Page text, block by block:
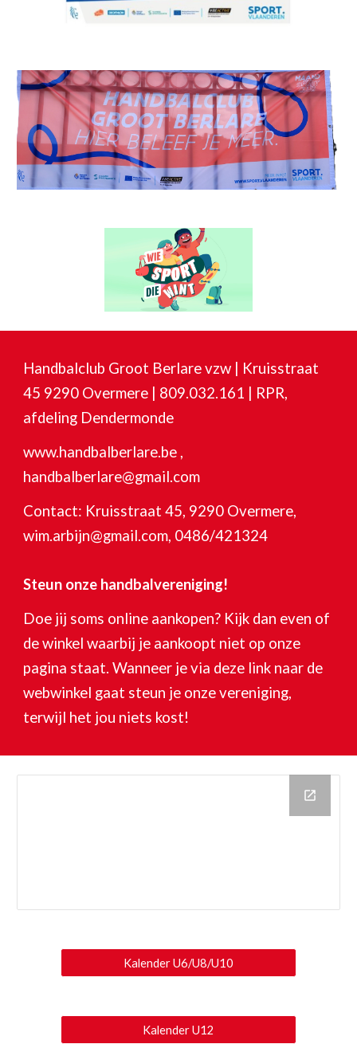
Handbalclub Groot Berlare vzw | Kruisstraat
45 9290 Overmere | 809.032.161 | RPR,
afdeling Dendermonde
www.handbalberlare.be ,
handbalberlare@gmail.com
Contact: Kruisstraat 45, 9290 Overmere,
wim.arbijn@gmail.com, 0486/421324
Steun onze handbalvereniging!
Doe jij soms online aankopen? Kijk dan even of
de winkel waarbij je aankoopt niet op onze
pagina staat. Wanneer je via deze link naar de
webwinkel gaat steun je onze vereniging,
terwijl het jou niets kost!
Kalender U6/U8/U10
Kalender U12